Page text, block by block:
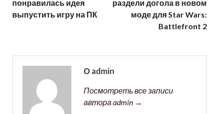
понравилась идея
выпустить игру на ПК
раздели догола в новом
моде для Star Wars:
Battlefront 2
О admin
Посмотреть все записи
автора admin →